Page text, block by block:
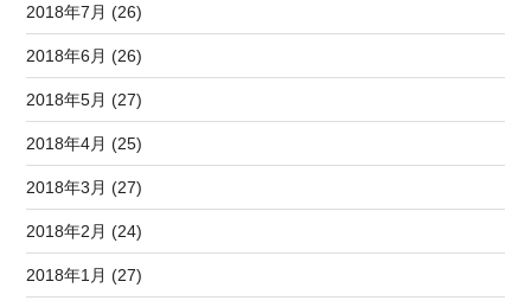
2018年7月 (26)
2018年6月 (26)
2018年5月 (27)
2018年4月 (25)
2018年3月 (27)
2018年2月 (24)
2018年1月 (27)